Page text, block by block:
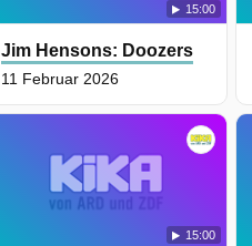
15:00
Jim Hensons: Doozers
11 Februar 2026
15:00